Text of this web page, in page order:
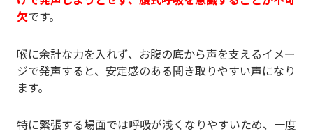
欠です。
喉に余計な力を入れず、お腹の底から声を支えるイメー
ジで発声すると、安定感のある聞き取りやすい声になり
ます。
特に緊張する場面では呼吸が浅くなりやすいため、一度